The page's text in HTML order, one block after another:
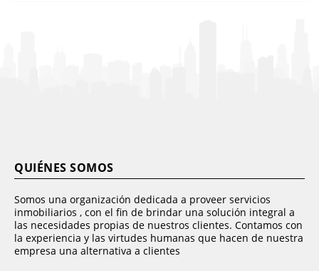
QUIÉNES SOMOS
Somos una organización dedicada a proveer servicios
inmobiliarios , con el fin de brindar una solución integral a
las necesidades propias de nuestros clientes. Contamos con
la experiencia y las virtudes humanas que hacen de nuestra
empresa una alternativa a clientes